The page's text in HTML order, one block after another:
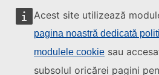
Acest site utilizează
pagina noastră dedicată
modulele cookie sau
subsolul oricărei pagini
Utilizați alte opțiuni telefonice
Scrieți-ne completând formularul